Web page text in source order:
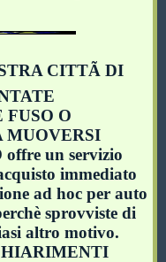
CITTÃ DI
FUSO O
MUOVERSI
un servizio
immediato
ad hoc per auto
sprovviste di
altro motivo.